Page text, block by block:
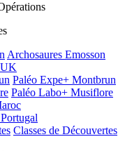
Archosaures Emosson
UK
Paléo Expe+ Montbrun
Paléo Labo+ Musiflore
Classes de Découvertes